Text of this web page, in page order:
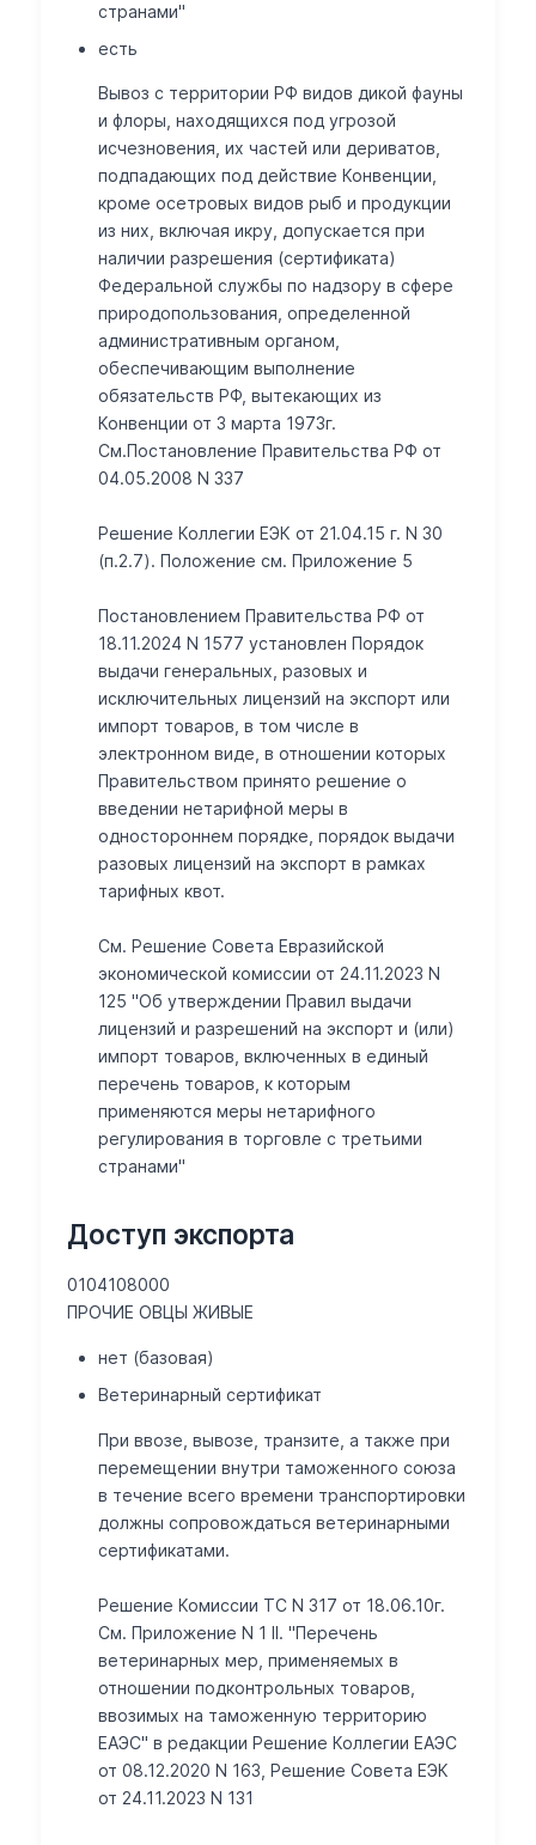
странами"
есть
Вывоз с территории РФ видов дикой фауны
и флоры, находящихся под угрозой
исчезновения, их частей или дериватов,
подпадающих под действие Конвенции,
кроме осетровых видов рыб и продукции
из них, включая икру, допускается при
наличии разрешения (сертификата)
Федеральной службы по надзору в сфере
природопользования, определенной
административным органом,
обеспечивающим выполнение
обязательств РФ, вытекающих из
Конвенции от 3 марта 1973г.
См.Постановление Правительства РФ от
04.05.2008 N 337
Решение Коллегии ЕЭК от 21.04.15 г. N 30
(п.2.7). Положение см. Приложение 5
Постановлением Правительства РФ от
18.11.2024 N 1577 установлен Порядок
выдачи генеральных, разовых и
исключительных лицензий на экспорт или
импорт товаров, в том числе в
электронном виде, в отношении которых
Правительством принято решение о
введении нетарифной меры в
одностороннем порядке, порядок выдачи
разовых лицензий на экспорт в рамках
тарифных квот.
См. Решение Совета Евразийской
экономической комиссии от 24.11.2023 N
125 "Об утверждении Правил выдачи
лицензий и разрешений на экспорт и (или)
импорт товаров, включенных в единый
перечень товаров, к которым
применяются меры нетарифного
регулирования в торговле с третьими
странами"
Доступ экспорта
0104108000
ПРОЧИЕ ОВЦЫ ЖИВЫЕ
нет (базовая)
Ветеринарный сертификат
При ввозе, вывозе, транзите, а также при
перемещении внутри таможенного союза
в течение всего времени транспортировки
должны сопровождаться ветеринарными
сертификатами.
Решение Комиссии ТС N 317 от 18.06.10г.
См. Приложение N 1 II. "Перечень
ветеринарных мер, применяемых в
отношении подконтрольных товаров,
ввозимых на таможенную территорию
ЕАЭС" в редакции Решение Коллегии ЕАЭС
от 08.12.2020 N 163, Решение Совета ЕЭК
от 24.11.2023 N 131